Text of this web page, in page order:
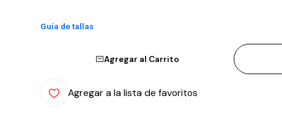
Guía de tallas
Agregar al Carrito
Agregar a la lista de favoritos